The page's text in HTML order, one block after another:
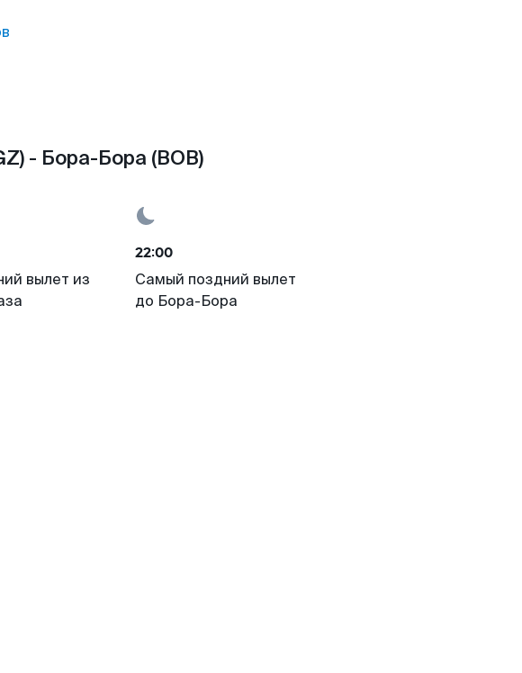
- Бора-Бора (BOB)
вылет из
22:00
Самый поздний вылет
до Бора-Бора